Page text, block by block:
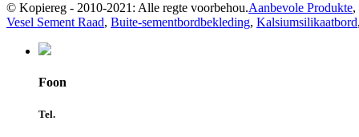
© Kopiereg - 2010-2021: Alle regte voorbehou.Aanbevole Produkte,
Vesel Sement Raad, Buite-sementbordbekleding, Kalsiumsilikaatbord,
Foon
Tel.